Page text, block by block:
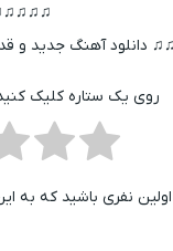
دانلود آهنگ جدید و
روی یک ستاره کلیک
اولین نفری باشید که به